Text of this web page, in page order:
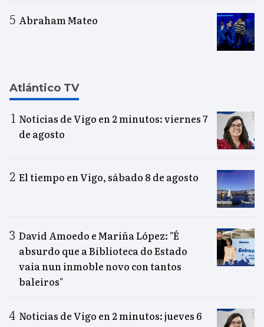
Abraham Mateo
Atlántico TV
Noticias de Vigo en 2 minutos: viernes 7
de agosto
El tiempo en Vigo, sábado 8 de agosto
David Amoedo e Mariña López: "É
absurdo que a Biblioteca do Estado
vaia nun inmoble novo con tantos
baleiros"
Noticias de Vigo en 2 minutos: jueves 6